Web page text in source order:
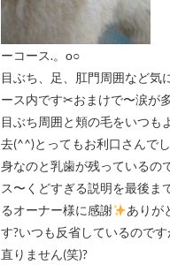
ーコース.。o○
目ぶち、足、肛門周囲など気
ース内です✂おまけで〜涙が
目ぶち周囲と頬の毛をいつも
去(^^)とってもお利口さんで
身なのと乳歯が残っているの
ス〜くどすぎる説明を最後ま
るオーナー様に感謝
ありが
す?いつも反省しているので
直りません(笑)?